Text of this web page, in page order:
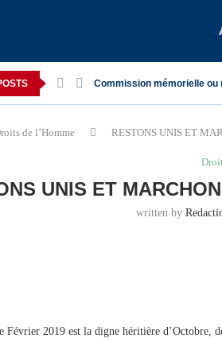
Commission mémorielle ou
de l’Homme RESTONS UNIS ET
UNIS ET
written by
Février 2019 est la digne héritière d’Octobre,